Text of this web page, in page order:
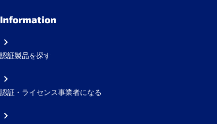
Information
認証製品を探す
認証・ライセンス事業者になる